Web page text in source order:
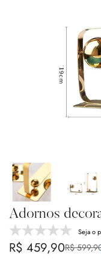
Adornos
Seja o
Preço
R$ 459,90
Preço
R$